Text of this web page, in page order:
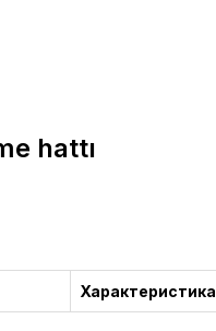
hattı
Характеристика